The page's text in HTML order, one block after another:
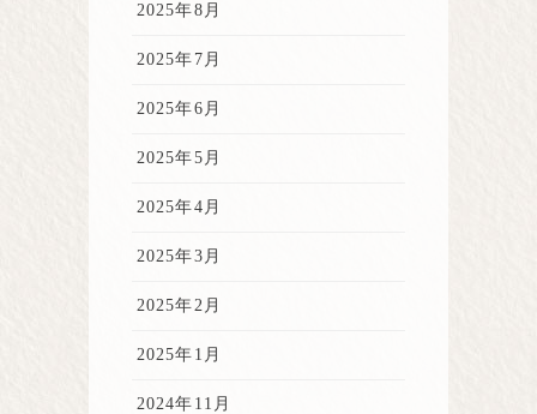
2025年8月
2025年7月
2025年6月
2025年5月
2025年4月
2025年3月
2025年2月
2025年1月
2024年11月